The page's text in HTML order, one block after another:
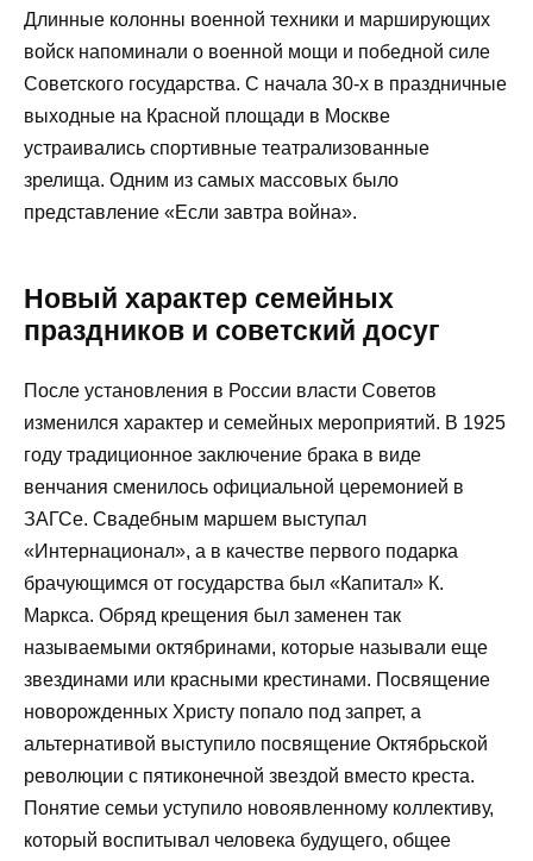
Длинные колонны военной техники и марширующих
войск напоминали о военной мощи и победной силе
Советского государства. С начала 30-х в праздничные
выходные на Красной площади в Москве
устраивались спортивные театрализованные
зрелища. Одним из самых массовых было
представление «Если завтра война».
Новый характер семейных
праздников и советский досуг
После установления в России власти Советов
изменился характер и семейных мероприятий. В 1925
году традиционное заключение брака в виде
венчания сменилось официальной церемонией в
ЗАГСе. Свадебным маршем выступал
«Интернационал», а в качестве первого подарка
брачующимся от государства был «Капитал» К.
Маркса. Обряд крещения был заменен так
называемыми октябринами, которые называли еще
звездинами или красными крестинами. Посвящение
новорожденных Христу попало под запрет, а
альтернативой выступило посвящение Октябрьской
революции с пятиконечной звездой вместо креста.
Понятие семьи уступило новоявленному коллективу,
который воспитывал человека будущего, общее